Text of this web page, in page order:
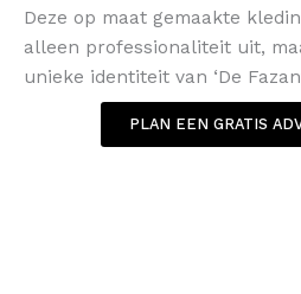
Deze op maat gemaakte
alleen professionaliteit uit,
unieke identiteit van ‘De
PLAN EEN GRATIS